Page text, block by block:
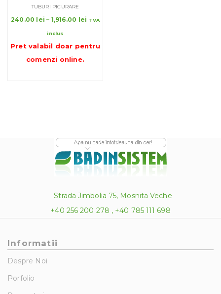
TUBURI PICURARE
240.00 lei – 1,916.00 lei
240.00 lei
TVA
inclus
Pret valabil doar pentru
comenzi online.
Strada Jimbolia 75, Mosnita Veche
+40 256 200 278 , +40 785 111 698
Informatii
Despre Noi
Porfolio